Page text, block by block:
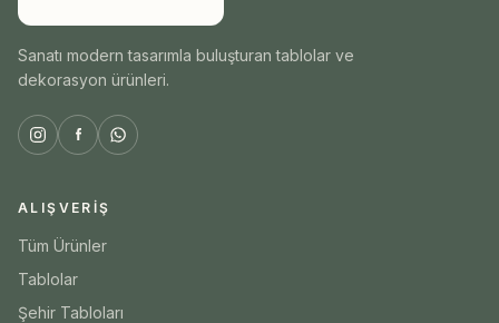
Sanatı modern tasarımla buluşturan tablolar ve
dekorasyon ürünleri.
ALIŞVERIŞ
Tüm Ürünler
Tablolar
Şehir Tabloları